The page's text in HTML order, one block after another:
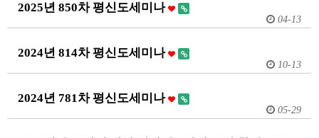
2025년 850차 평신도세미나
04-13
2024년 814차 평신도세미나
10-13
2024년 781차 평신도세미나
05-29